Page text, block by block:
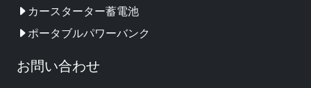
カースターター蓄電池
ポータブルパワーバンク
お問い合わせ